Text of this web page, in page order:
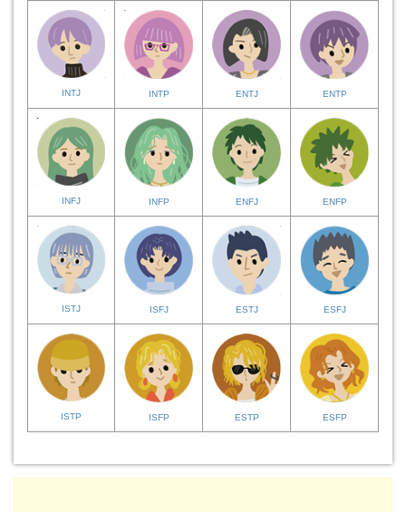
INTJ INTP ENTJ ENTP
INFJ INFP ENFJ ENFP
ISTJ ISFJ ESTJ ESFJ
ISTP ISFP ESTP ESFP